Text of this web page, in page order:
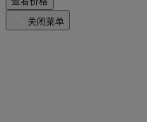
关闭菜单